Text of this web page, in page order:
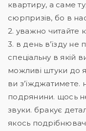
квартиру, а саме
сюрпризів, бо в
2. уважно читайте
3. в день в’їзду
спеціальну в якій
можливі штуки до
ви з’їжджатимете.
подрянини. щось
звуки. бракує
якось